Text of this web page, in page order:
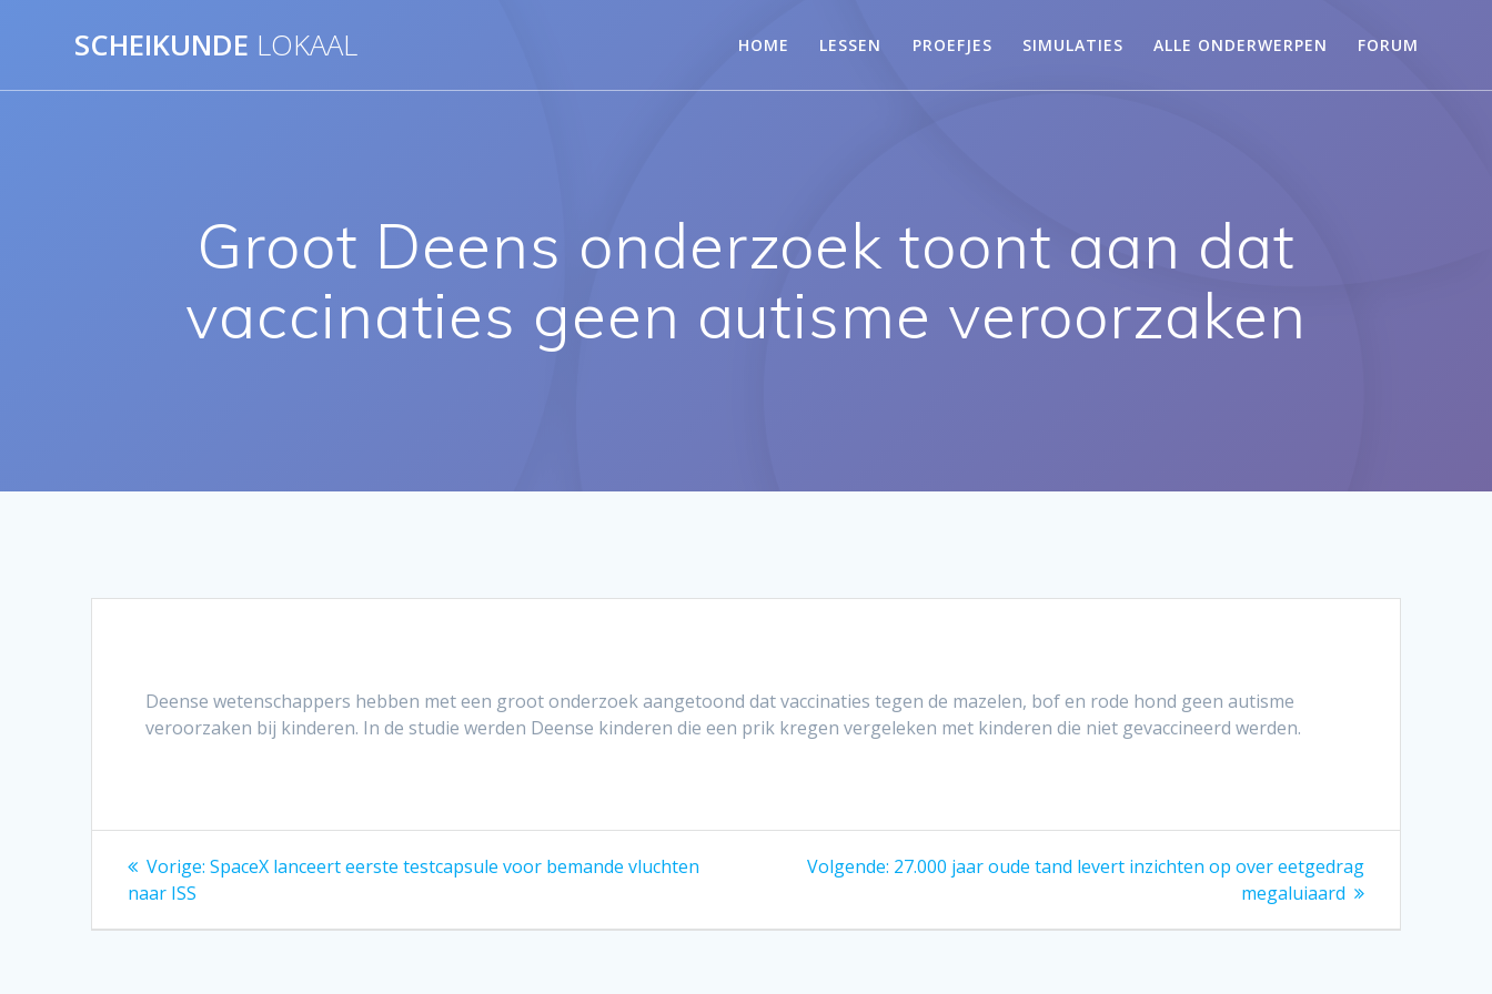
inhoud
SCHEIKUNDE LOKAAL HOME LESSEN PROEFJES SIMULATIES ALLE ONDERWERPEN FORUM
Groot Deens onderzoek toont aan dat
vaccinaties geen autisme veroorzaken
Deense wetenschappers hebben met een groot onderzoek aangetoond dat vaccinaties tegen de mazelen, bof en rode hond geen autisme
veroorzaken bij kinderen. In de studie werden Deense kinderen die een prik kregen vergeleken met kinderen die niet gevaccineerd werden.
Bericht
navigatie
Vorige: Vorig
SpaceX lanceert eerste testcapsule voor bemande vluchten
naar ISS
Volgende: Volgend
27.000 jaar oude tand levert inzichten op over eetgedrag
megaluiaard